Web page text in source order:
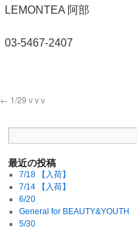
LEMONTEA 阿部
03-5467-2407
← 1/29 v v v
最近の投稿
7/18 【入荷】
7/14 【入荷】
6/20
General for BEAUTY&YOUTH
5/30